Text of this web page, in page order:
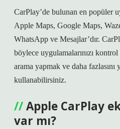
CarPlay’de bulunan en popüler
Apple Maps, Google Maps,
WhatsApp ve Mesajlar’dır.
böylece uygulamalarınızı
arama yapmak ve daha
kullanabilirsiniz.
Apple CarPlay
var mı?